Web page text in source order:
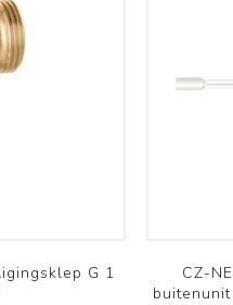
RAC
PAC
G 1
CZ-